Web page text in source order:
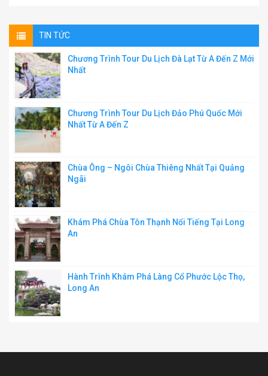
TIN TỨC
Chương Trình Tour Du Lịch Đà Lạt Từ A Đến Z Mới
Nhất
Chương Trình Tour Du Lịch Đảo Phú Quốc Mới
Nhất Từ A Đến Z
Chùa Ông – Ngôi Chùa Thiêng Nhất Tại Quảng
Ngãi
Khám Phá Chùa Tôn Thạnh Nổi Tiếng Tại Long
An
Hành Trình Khám Phá Làng Cổ Phước Lộc Thọ,
Long An